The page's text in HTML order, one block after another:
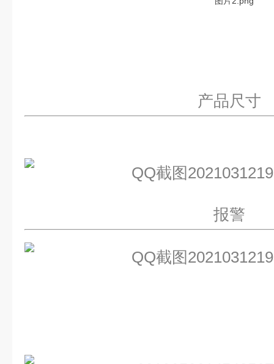
产品尺寸
报警